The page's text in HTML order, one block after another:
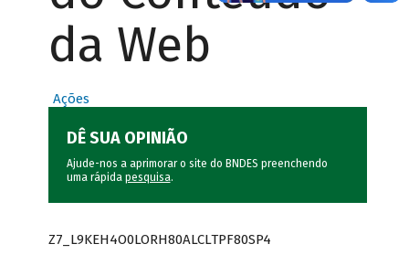
da Web
Ações
DÊ SUA OPINIÃO
Ajude-nos a aprimorar o site do BNDES preenchendo
uma rápida pesquisa.
Z7_L9KEH4O0LORH80ALCLTPF80SP4